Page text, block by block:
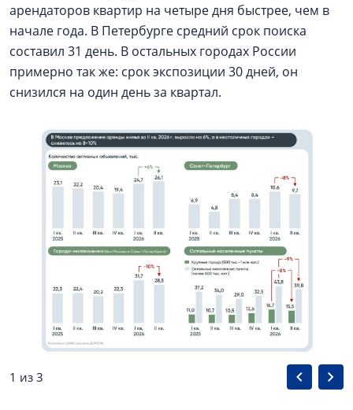
арендаторов квартир на четыре дня быстрее, чем в
начале года. В Петербурге средний срок поиска
составил 31 день. В остальных городах России
примерно так же: срок экспозиции 30 дней, он
снизился на один день за квартал.
1 из 3